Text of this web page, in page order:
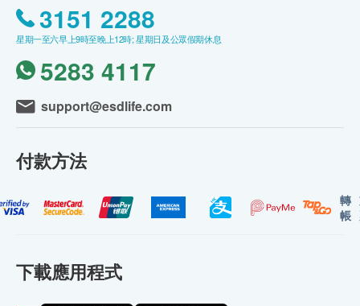
3151 2288
星期一至六早上9時至晚上12時; 星期日及公眾假期休息
5283 4117
support@esdlife.com
付款方法
轉
帳
下載應用程式